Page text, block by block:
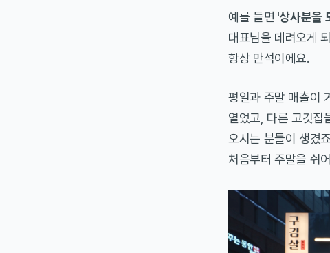
예를 들면 '상사분을
대표님을 데려오게
항상 만석이에요.
평일과 주말 매출이
열었고, 다른 고깃집
오시는 분들이 생겼
처음부터 주말을 쉬